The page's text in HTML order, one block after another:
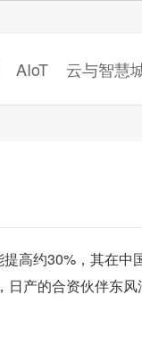
AIoT 云与智慧
高约30%，其在中
产的合资伙伴东